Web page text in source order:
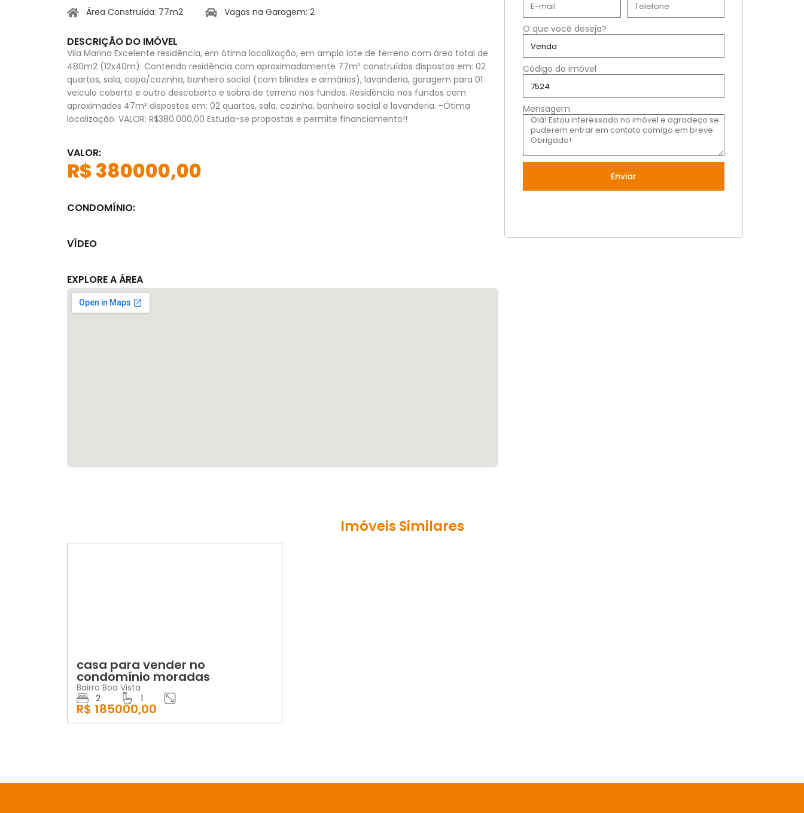
Área Construída: 77m2
Vagas na Garagem: 2
DESCRIÇÃO DO IMÓVEL
Vila Marina Excelente residência, em ótima localização, em amplo lote de terreno com área total de
480m2 (12x40m). Contendo residência com aproximadamente 77m² construídos dispostos em: 02
quartos, sala, copa/cozinha, banheiro social (com blindex e armários), lavanderia, garagem para 01
veiculo coberto e outro descoberto e sobra de terreno nos fundos. Residência nos fundos com
aproximados 47m² dispostos em: 02 quartos, sala, cozinha, banheiro social e lavanderia. -Ótima
localização. VALOR: R$380.000,00 Estuda-se propostas e permite financiamento!!
VALOR:
R$ 380000,00
CONDOMÍNIO:
VÍDEO
EXPLORE A ÁREA
O que você deseja?
Código do imóvel
Mensagem
Enviar
Imóveis Similares
casa para vender no
condomínio moradas
Bairro Boa Vista
2
1
R$ 185000,00